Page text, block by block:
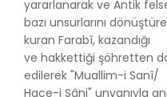
yararlanarak ve Antik
bazı unsurlarını
kuran Farabî, kazandığı
ve hakkettiği şöhretten
edilerek "Muallim-i Sanî/
Hace-i Sâni" unvanıyla